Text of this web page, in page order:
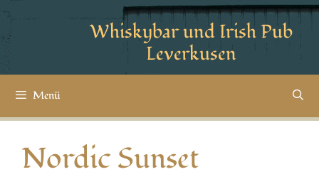
Whiskybar und Irish Pub
Leverkusen
Menü
Nordic Sunset